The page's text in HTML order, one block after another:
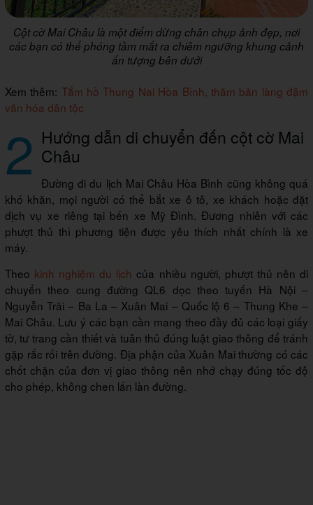
Cột cờ Mai Châu là một điểm dừng chân chụp ảnh đẹp, nơi
các bạn có thể phóng tầm mắt ra chiêm ngưỡng khung cảnh
ấn tượng bên dưới
Xem thêm: Tắm hồ Thung Nai Hòa Bình, thăm bản làng đậm
văn hóa dân tộc
2 Hướng dẫn di chuyển đến cột cờ Mai
Châu
Đường đi du lịch Mai Châu Hòa Bình cũng không quá
khó khăn, mọi người có thể bắt xe ô tô, xe khách hoặc đặt
dịch vụ xe riêng tại bến xe Mỹ Đình. Đương nhiên với các
phượt thủ thì phương tiện được yêu thích nhất chính là xe
máy.
Theo kinh nghiệm du lịch của nhiều người, phượt thủ nên di
chuyển theo cung đường QL6 dọc theo tuyến Hà Nội –
Nguyễn Trãi – Ba La – Xuân Mai – Quốc lộ 6 – Thung Khe –
Mai Châu. Lưu ý các bạn cần mang theo đầy đủ các loại giấy
tờ, tư trang cần thiết và tuân thủ đúng luật giao thông để tránh
gặp rắc rối trên đường. Địa phận của Xuân Mai thường có các
chốt chặn của đơn vị giao thông nên nhớ chạy đúng tốc độ
cho phép, không chen lấn làn đường.